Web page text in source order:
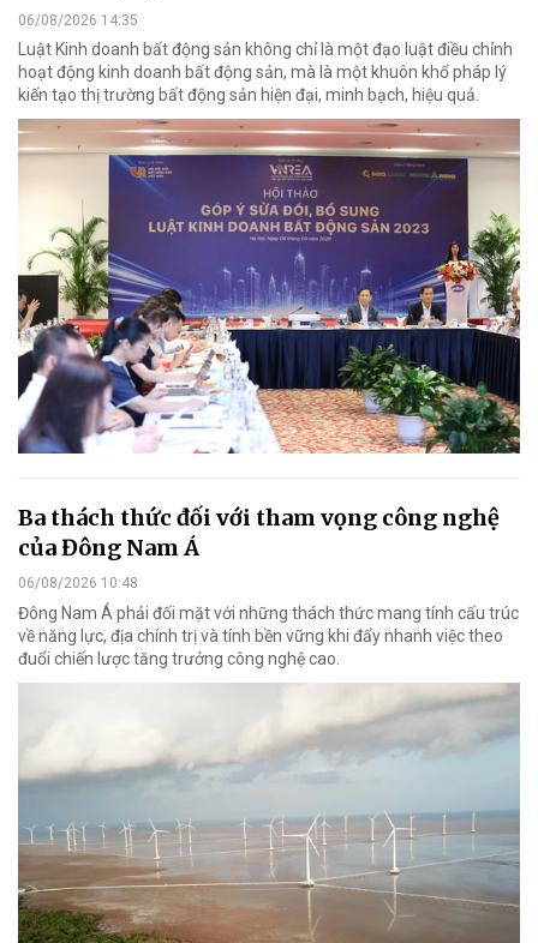
06/08/2026 14:35
Luật Kinh doanh bất động sản không chỉ là một đạo luật điều chỉnh
hoạt động kinh doanh bất động sản, mà là một khuôn khổ pháp lý
kiến tạo thị trường bất động sản hiện đại, minh bạch, hiệu quả.
Ba thách thức đối với tham vọng công nghệ
của Đông Nam Á
06/08/2026 10:48
Đông Nam Á phải đối mặt với những thách thức mang tính cấu trúc
về năng lực, địa chính trị và tính bền vững khi đẩy nhanh việc theo
đuổi chiến lược tăng trưởng công nghệ cao.